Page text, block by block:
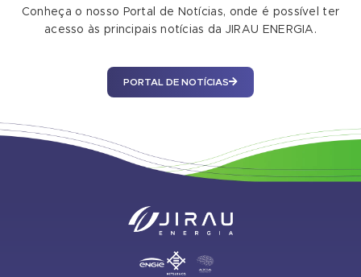
Conheça o nosso Portal de Notícias, onde é possível ter
acesso às principais notícias da JIRAU ENERGIA.
PORTAL DE NOTÍCIAS